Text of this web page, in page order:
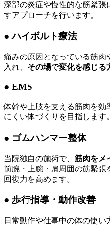
深部の炎症や慢性的な筋緊張
すアプローチを行います。
● ハイボルト療法
痛みの原因となっている筋肉
入れ、 その場で変化を感じる
● EMS
体幹や上肢を支える筋肉を効
にくい体づくりを目指します。
● ゴムハンマー整体
当院独自の施術で、 筋肉をメ
前腕・上腕・肩周囲の筋緊張
回復力を高めます。
● 歩行指導・動作改善
日常動作や仕事中の体の使い